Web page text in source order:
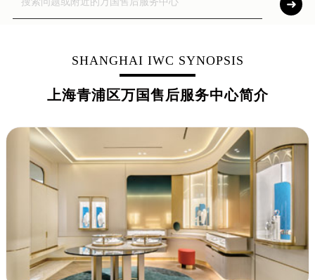
SHANGHAI IWC SYNOPSIS
上海青浦区万国售后服务中心简介